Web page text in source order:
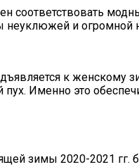
соответствовать
неуклюжей и огромной
к женскому
пух. Именно это
зимы 2020-2021 гг.